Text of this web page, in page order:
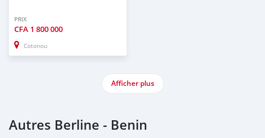
PRIX
CFA 1 800 000
Cotonou
Afficher plus
Autres Berline - Benin